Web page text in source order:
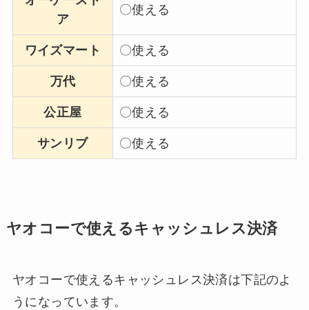
ア
〇使える
ワイズマート 〇使える
万代 〇使える
公正屋 〇使える
サンリブ 〇使える
ヤオコーで使えるキャッシュレス決済
ヤオコーで使えるキャッシュレス決済は下記のよ
うになっています。